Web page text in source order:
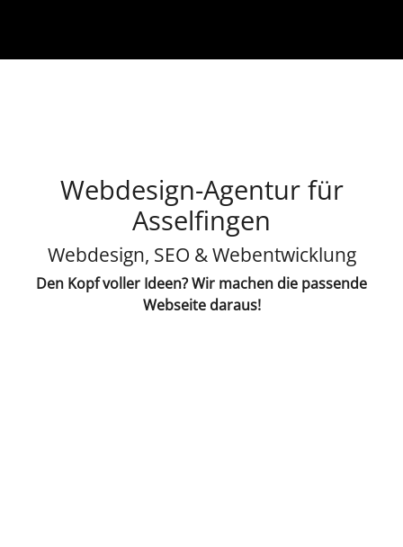
Webdesign-Agentur für
Asselfingen
Webdesign, SEO & Webentwicklung
Den Kopf voller Ideen? Wir machen die passende
Webseite daraus!